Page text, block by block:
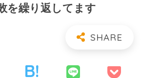
を繰り返してます